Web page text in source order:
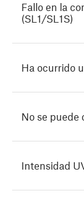
Fallo en la
(SL1/SL1S)
Ha ocurrido
No se puede
Intensidad